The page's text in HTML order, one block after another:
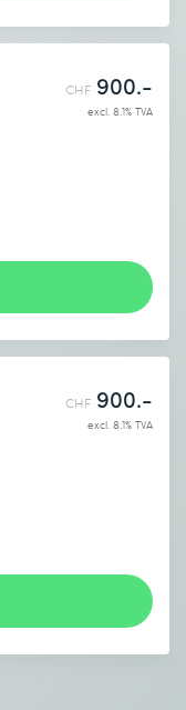
CHF 900.-
excl. 8.1% TVA
CHF 900.-
excl. 8.1% TVA